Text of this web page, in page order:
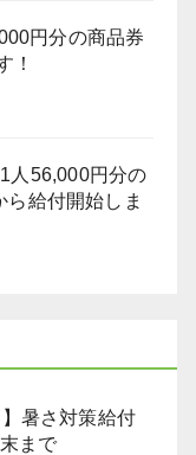
円分の商品券
！
人56,000円分の
給付開始しま
暑さ対策給付
まで